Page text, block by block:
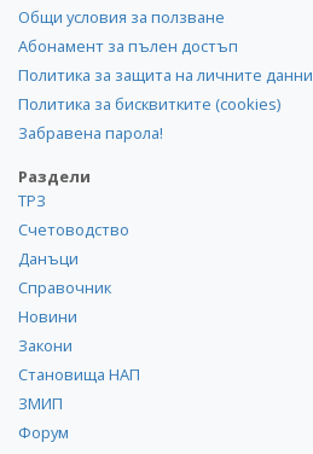
Общи условия за ползване
Абонамент за пълен достъп
Политика за защита на личните данни
Политика за бисквитките (cookies)
Забравена парола!
Раздели
ТРЗ
Счетоводство
Данъци
Справочник
Новини
Закони
Становища НАП
ЗМИП
Форум